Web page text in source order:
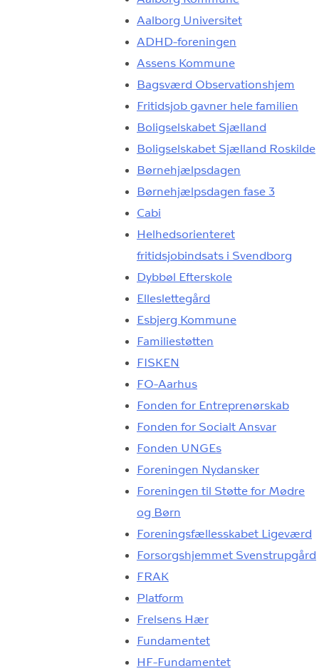
Aalborg Universitet
ADHD-foreningen
Assens Kommune
Bagsværd Observationshjem
Fritidsjob gavner hele familien
Boligselskabet Sjælland
Boligselskabet Sjælland Roskilde
Børnehjælpsdagen
Børnehjælpsdagen fase 3
Cabi
Helhedsorienteret
fritidsjobindsats i Svendborg
Dybbøl Efterskole
Elleslettegård
Esbjerg Kommune
Familiestøtten
FISKEN
FO-Aarhus
Fonden for Entreprenørskab
Fonden for Socialt Ansvar
Fonden UNGEs
Foreningen Nydansker
Foreningen til Støtte for Mødre
og Børn
Foreningsfællesskabet Ligeværd
Forsorgshjemmet Svenstrupgård
FRAK
Platform
Frelsens Hær
Fundamentet
HF-Fundamentet